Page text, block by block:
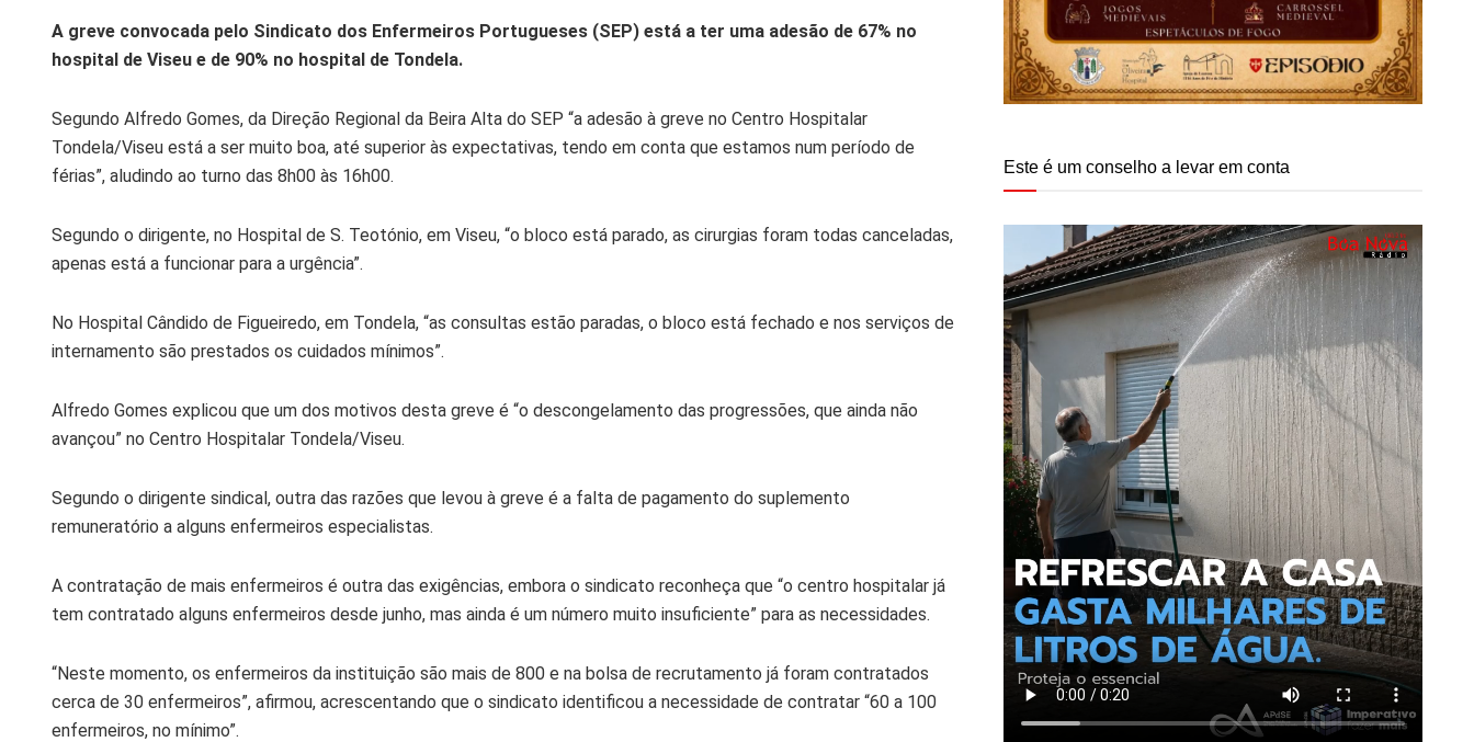
A greve convocada pelo Sindicato dos Enfermeiros Portugueses (SEP) está a ter uma adesão de 67% no
hospital de Viseu e de 90% no hospital de Tondela.
Segundo Alfredo Gomes, da Direção Regional da Beira Alta do SEP “a adesão à greve no Centro Hospitalar
Tondela/Viseu está a ser muito boa, até superior às expectativas, tendo em conta que estamos num período de
férias”, aludindo ao turno das 8h00 às 16h00.
Segundo o dirigente, no Hospital de S. Teotónio, em Viseu, “o bloco está parado, as cirurgias foram todas canceladas,
apenas está a funcionar para a urgência”.
No Hospital Cândido de Figueiredo, em Tondela, “as consultas estão paradas, o bloco está fechado e nos serviços de
internamento são prestados os cuidados mínimos”.
Alfredo Gomes explicou que um dos motivos desta greve é “o descongelamento das progressões, que ainda não
avançou” no Centro Hospitalar Tondela/Viseu.
Segundo o dirigente sindical, outra das razões que levou à greve é a falta de pagamento do suplemento
remuneratório a alguns enfermeiros especialistas.
A contratação de mais enfermeiros é outra das exigências, embora o sindicato reconheça que “o centro hospitalar já
tem contratado alguns enfermeiros desde junho, mas ainda é um número muito insuficiente” para as necessidades.
“Neste momento, os enfermeiros da instituição são mais de 800 e na bolsa de recrutamento já foram contratados
cerca de 30 enfermeiros”, afirmou, acrescentando que o sindicato identificou a necessidade de contratar “60 a 100
enfermeiros, no mínimo”.
Este é um conselho a levar em conta